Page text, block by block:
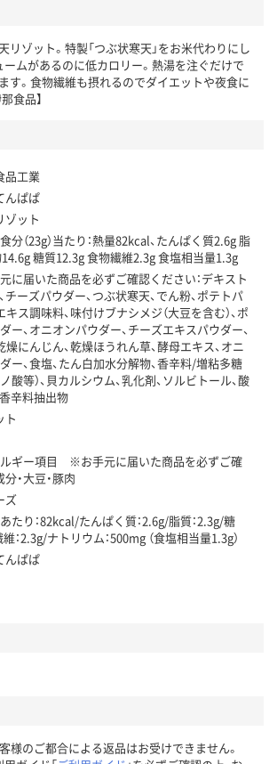
リゾット。特製「つぶ状寒天」をお米代わりにし
ームがあるのに低カロリー。熱湯を注ぐだけで
す。食物繊維も摂れるのでダイエットや夜食に
食品】
品工業
んぱぱ
ゾット
分（23g）当たり：熱量82kcal、たんぱく質2.6g 脂
糖質12.3g 食物繊維2.3g 食塩相当量1.3g
届いた商品を必ずご確認ください：デキスト
、チーズパウダー、つぶ状寒天、でん粉、ポテトパ
キス調味料、味付けブナシメジ（大豆を含む）、ポ
ー、オニオンパウダー、チーズエキスパウダー、
燥にんじん、乾燥ほうれん草、酵母エキス、オニ
ー、食塩、たん白加水分解物、香辛料/増粘多糖
酸等）、貝カルシウム、乳化剤、ソルビトール、酸
香辛料抽出物
ト
ギー項目 ※お手元に届いた商品を必ずご確
・大豆・豚肉
ズ
たり：82kcal/たんぱく質：2.6g/脂質：2.3g/糖
：2.3g/ナトリウム：500mg （食塩相当量1.3g）
んぱぱ
客様のご都合による返品はお受けできません。